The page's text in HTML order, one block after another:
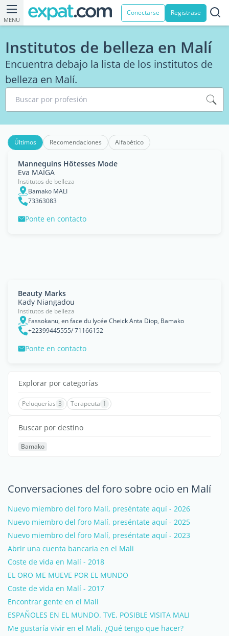
MENU
Conectarse Registrase
Institutos de belleza en Malí
Encuentra debajo la lista de los institutos de
belleza en Malí.
Buscar por profesión
Últimos Recomendaciones Alfabético
Mannequins Hôtesses Mode
Eva MAÏGA
Institutos de belleza
Bamako MALI
73363083
Ponte en contacto
Beauty Marks
Kady Niangadou
Institutos de belleza
Fassokanu, en face du lycée Cheick Anta Diop, Bamako
+22399445555/ 71166152
Ponte en contacto
Explorar por categorías
Peluquerías 3 Terapeuta 1
Buscar por destino
Bamako
Conversaciones del foro sobre ocio en Malí
Nuevo miembro del foro Malí, preséntate aquí - 2026
Nuevo miembro del foro Malí, preséntate aquí - 2025
Nuevo miembro del foro Malí, preséntate aquí - 2023
Abrir una cuenta bancaria en el Mali
Coste de vida en Malí - 2018
EL ORO ME MUEVE POR EL MUNDO
Coste de vida en Malí - 2017
Encontrar gente en el Mali
ESPAÑOLES EN EL MUNDO. TVE, POSIBLE VISITA MALI
Me gustaría vivir en el Mali. ¿Qué tengo que hacer?